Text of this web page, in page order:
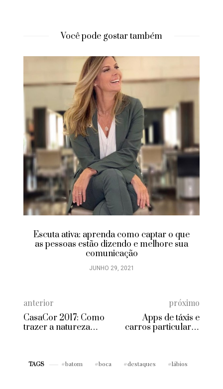
Você pode gostar também
Aprenda como aumentar suas vendas
pelo Instagram
JUNHO 28, 2021
anterior
CasaCor 2017: Como
trazer a natureza
próximo
Apps de táxis e
carros particulares
TAGS batom boca destaques lábios